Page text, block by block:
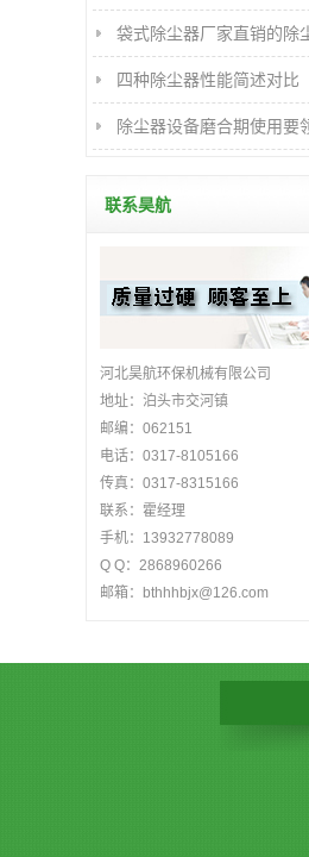
行
袋式除尘器厂家直销的除
置的应用及改进
四种除尘器性能简述对比
除尘器设备磨合期使用要
联系昊航
河北昊航环保机械有限公司
地址：泊头市交河镇
邮编：062151
电话：0317-8105166
传真：0317-8315166
联系：霍经理
手机：13932778089
Q Q：2868960266
邮箱：bthhhbjx@126.com